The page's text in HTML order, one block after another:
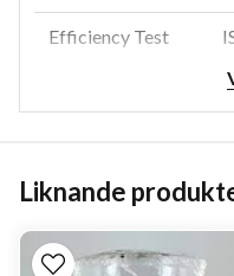
Efficiency Test
Primary
Type
Style
Liknande